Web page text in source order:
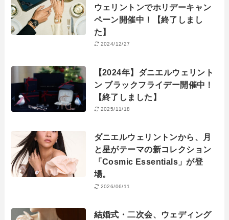
ウェリントンでホリデーキャン
ペーン開催中！【終了しまし
た】
2024/12/27
【2024年】ダニエルウェリント
ン ブラックフライデー開催中！
【終了しました】
2025/11/18
ダニエルウェリントンから、月
と星がテーマの新コレクション
「Cosmic Essentials」が登
場。
2026/06/11
結婚式・二次会、ウェディング